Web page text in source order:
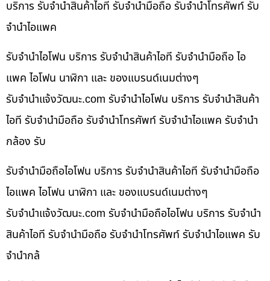
บริการ รับจำนำสินค้าไอที รับจำนำมือถือ รับจำนำโทรศัพท์ รับ
จำนำไอแพค
รับจำนำไอโฟน บริการ รับจำนำสินค้าไอที รับจำนำมือถือ ไอ
แพค ไอโฟน นาฬิกา และ ของแบรนด์เนมต่างๆ
รับจํานําแจ้งวัฒนะ.com รับจำนำไอโฟน บริการ รับจำนำสินค้า
ไอที รับจำนำมือถือ รับจำนำโทรศัพท์ รับจำนำไอแพค รับจำนำ
กล้อง รับ
รับจำนำมือถือไอโฟน บริการ รับจำนำสินค้าไอที รับจำนำมือถือ
ไอแพค ไอโฟน นาฬิกา และ ของแบรนด์เนมต่างๆ
รับจํานําแจ้งวัฒนะ.com รับจำนำมือถือไอโฟน บริการ รับจำนำ
สินค้าไอที รับจำนำมือถือ รับจำนำโทรศัพท์ รับจำนำไอแพค รับ
จำนำกล้